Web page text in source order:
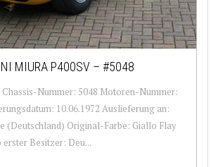
MIURA P400SV – #5048
Nummer: 5048 Motoren-Nummer:
10.06.1972 Auslieferung an:
(Deutschland) Original-Farbe: Giallo Flay
Besitzer: Deu...